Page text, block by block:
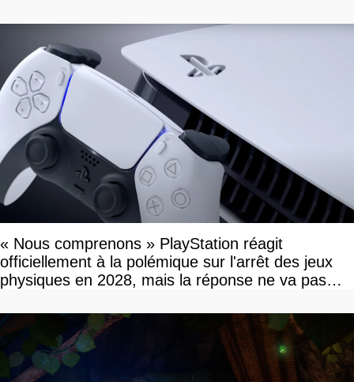
« Nous comprenons » PlayStation réagit
officiellement à la polémique sur l'arrêt des jeux
physiques en 2028, mais la réponse ne va pas